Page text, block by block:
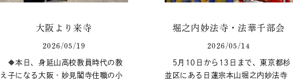
大阪より来寺
2026/05/19
🔶本日、身延山高校教員時代の教
え子になる大阪・妙見閣寺住職の小
堀之内妙法寺・法華千部会
2026/05/14
5月10日から13日まで、東京都杉
並区にある日蓮宗本山堀之内妙法寺